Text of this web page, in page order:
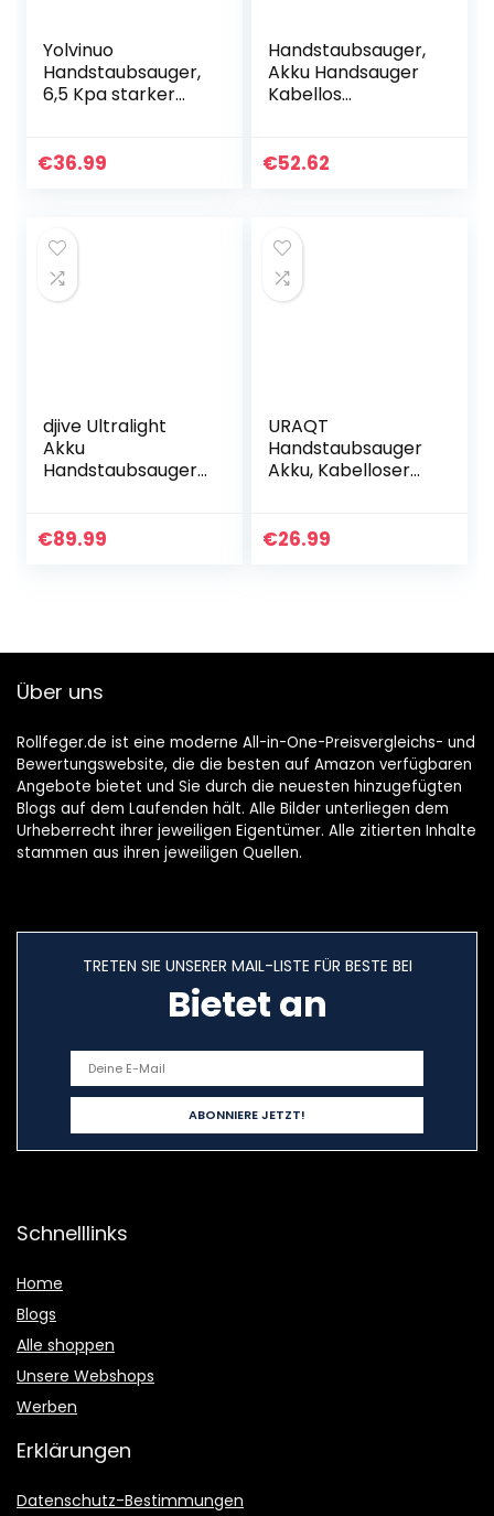
Yolvinuo
Handstaubsauger,
6,5 Kpa starker
30 Min Laufzeit, 2~3
€36.99
Handstaubsauger,
Akku Handsauger
Kabellos
130W, 2600mAh
€52.62
djive Ultralight
Akku
Handstaubsauger,
beutellos, kabellos,
€89.99
URAQT
Handstaubsauger
Akku, Kabelloser
Kabellos
€26.99
Über uns
Rollfeger.de ist eine moderne All-in-One-Preisvergleichs- und
Bewertungswebsite, die die besten auf Amazon verfügbaren
Angebote bietet und Sie durch die neuesten hinzugefügten
Blogs auf dem Laufenden hält. Alle Bilder unterliegen dem
Urheberrecht ihrer jeweiligen Eigentümer. Alle zitierten Inhalte
stammen aus ihren jeweiligen Quellen.
TRETEN SIE UNSERER MAIL-LISTE FÜR BESTE BEI
Bietet an
Schnelllinks
Home
Blogs
Alle shoppen
Unsere Webshops
Werben
Erklärungen
Datenschutz-Bestimmungen